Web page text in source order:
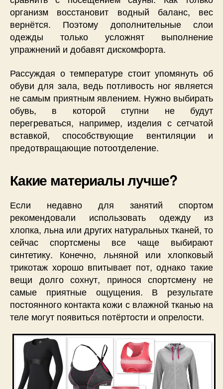
организм восстановит водный баланс, вес
вернётся. Поэтому дополнительные слои
одежды только усложнят выполнение
упражнений и добавят дискомфорта.
Рассуждая о температуре стоит упомянуть об
обуви для зала, ведь потливость ног является
не самым приятным явлением. Нужно выбирать
обувь, в которой ступни не будут
перегреваться, например, изделия с сетчатой
вставкой, способствующие вентиляции и
предотвращающие потоотделение.
Какие материалы лучше?
Если недавно для занятий спортом
рекомендовали использовать одежду из
хлопка, льна или других натуральных тканей, то
сейчас спортсмены все чаще выбирают
синтетику. Конечно, льняной или хлопковый
трикотаж хорошо впитывает пот, однако такие
вещи долго сохнут, принося спортсмену не
самые приятные ощущения. В результате
постоянного контакта кожи с влажной тканью на
теле могут появиться потёртости и опрелости.